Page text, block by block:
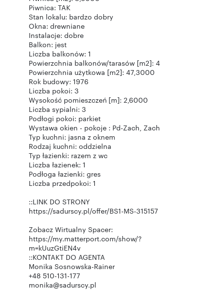
Piwnica: TAK
Stan lokalu: bardzo dobry
Okna: drewniane
Instalacje: dobre
Balkon: jest
Liczba balkonów: 1
Powierzchnia balkonów/tarasów [m2]: 4
Powierzchnia użytkowa [m2]: 47,3000
Rok budowy: 1976
Liczba pokoi: 3
Wysokość pomieszczeń [m]: 2,6000
Liczba sypialni: 3
Podłogi pokoi: parkiet
Wystawa okien - pokoje : Pd-Zach, Zach
Typ kuchni: jasna z oknem
Rodzaj kuchni: oddzielna
Typ łazienki: razem z wc
Liczba łazienek: 1
Podłoga łazienki: gres
Liczba przedpokoi: 1
::LINK DO STRONY
https://sadurscy.pl/offer/BS1-MS-315157
Zobacz Wirtualny Spacer:
https://my.matterport.com/show/?
m=kUuzGtiEN4v
::KONTAKT DO AGENTA
Monika Sosnowska-Rainer
+48 510-131-177
monika@sadurscy.pl